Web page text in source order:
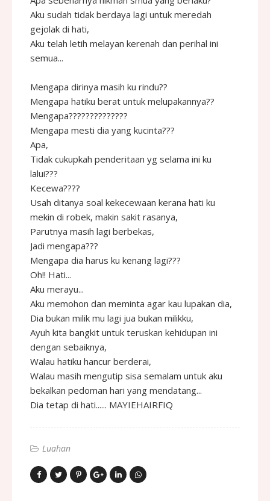
Aku sudah tidak berdaya lagi untuk meredah
gejolak di hati,
Aku telah letih melayan kerenah dan perihal ini
semua...
Mengapa dirinya masih ku rindu??
Mengapa hatiku berat untuk melupakannya??
Mengapa??????????????
Mengapa mesti dia yang kucinta???
Apa,
Tidak cukupkah penderitaan yg selama ini ku
lalui???
Kecewa????
Usah ditanya soal kekecewaan kerana hati ku
mekin di robek, makin sakit rasanya,
Parutnya masih lagi berbekas,
Jadi mengapa???
Mengapa dia harus ku kenang lagi???
Oh!! Hati...
Aku merayu...
Aku memohon dan meminta agar kau lupakan dia,
Dia bukan milik mu lagi jua bukan milikku,
Ayuh kita bangkit untuk teruskan kehidupan ini
dengan sebaiknya,
Walau hatiku hancur berderai,
Walau masih mengutip sisa semalam untuk aku
bekalkan pedoman hari yang mendatang...
Dia tetap di hati...... MAYIEHAIRFIQ
Luahan